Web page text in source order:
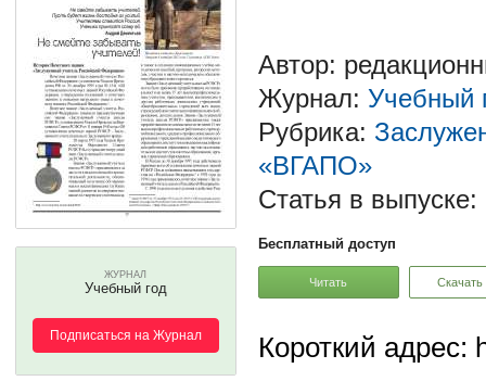
ЖУРНАЛ
Учебный год
Подписаться на Журнал
Автор:
Журнал: Учебный
Рубрика:
«ВГАПО»
Статья в выпуске:
Бесплатный доступ
Читать Скачать
Короткий адрес: